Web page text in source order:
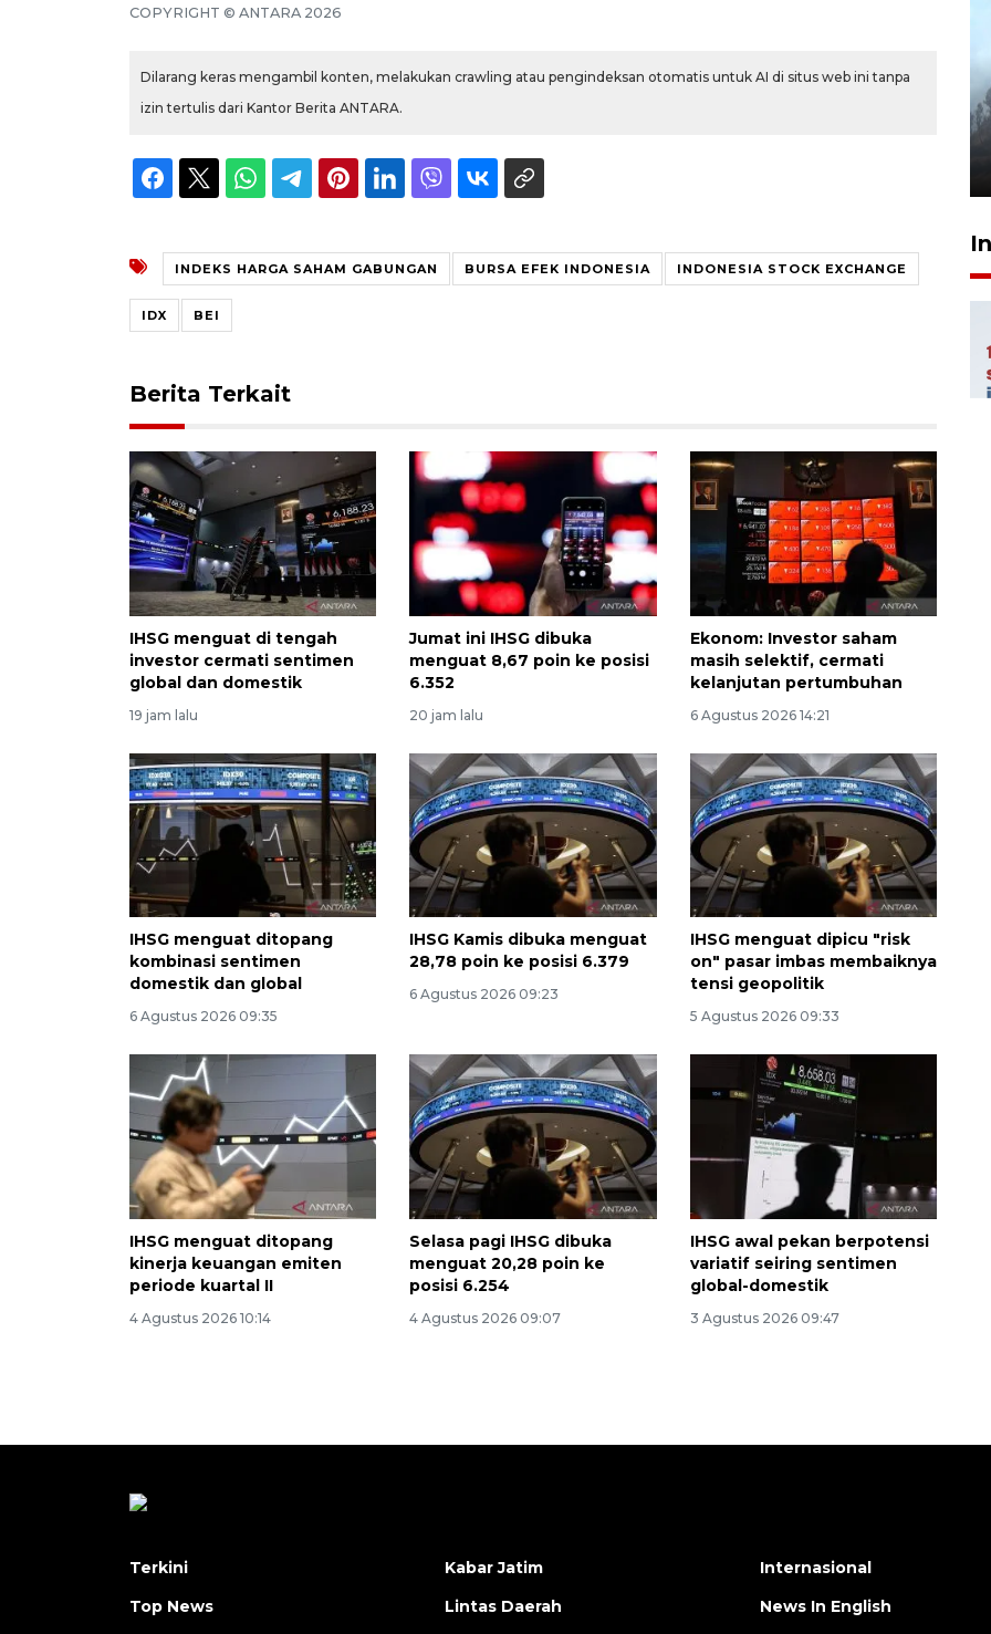
COPYRIGHT © ANTARA 2026
Dilarang keras mengambil konten, melakukan crawling atau pengindeksan otomatis untuk AI di situs web ini tanpa
izin tertulis dari Kantor Berita ANTARA.
INDEKS HARGA SAHAM GABUNGAN BURSA EFEK INDONESIA INDONESIA STOCK EXCHANGE
IDX BEI
Berita Terkait
IHSG menguat di tengah
investor cermati sentimen
global dan domestik
19 jam lalu
Jumat ini IHSG dibuka
menguat 8,67 poin ke posisi
6.352
20 jam lalu
Ekonom: Investor saham
masih selektif, cermati
kelanjutan pertumbuhan
6 Agustus 2026 14:21
IHSG menguat ditopang
kombinasi sentimen
domestik dan global
6 Agustus 2026 09:35
IHSG Kamis dibuka menguat
28,78 poin ke posisi 6.379
6 Agustus 2026 09:23
IHSG menguat dipicu "risk
on" pasar imbas membaiknya
tensi geopolitik
5 Agustus 2026 09:33
IHSG menguat ditopang
kinerja keuangan emiten
periode kuartal II
4 Agustus 2026 10:14
Selasa pagi IHSG dibuka
menguat 20,28 poin ke
posisi 6.254
4 Agustus 2026 09:07
IHSG awal pekan berpotensi
variatif seiring sentimen
global-domestik
3 Agustus 2026 09:47
BPBD Jatim kerahkan "Drone
Ekonomi triwulan II-2026
tumbuh 5,29 persen
2026-08-06 18:45:00
Terkini
Top News
Kabar Jatim
Lintas Daerah
Internasional
News In English